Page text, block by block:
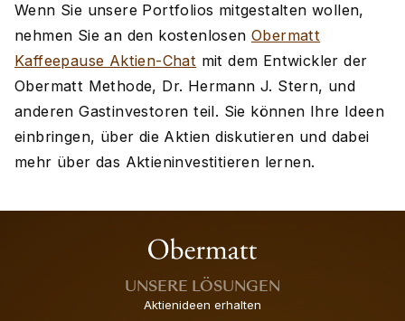
Wenn Sie unsere Portfolios mitgestalten wollen,
nehmen Sie an den kostenlosen Obermatt
Kaffeepause Aktien-Chat mit dem Entwickler der
Obermatt Methode, Dr. Hermann J. Stern, und
anderen Gastinvestoren teil. Sie können Ihre Ideen
einbringen, über die Aktien diskutieren und dabei
mehr über das Aktieninvestitieren lernen.
UNSERE LÖSUNGEN
Aktienideen erhalten